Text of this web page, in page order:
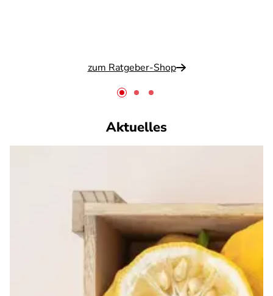
zum Ratgeber-Shop
Aktuelles